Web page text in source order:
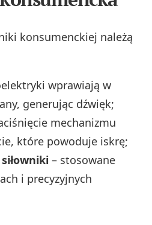
konsumenckiej należą
wprawiają w
generując dźwięk;
mechanizmu
które powoduje iskrę;
– stosowane
i precyzyjnych